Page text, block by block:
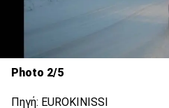
Photo 2/5
Πηγή: EUROKINISSI